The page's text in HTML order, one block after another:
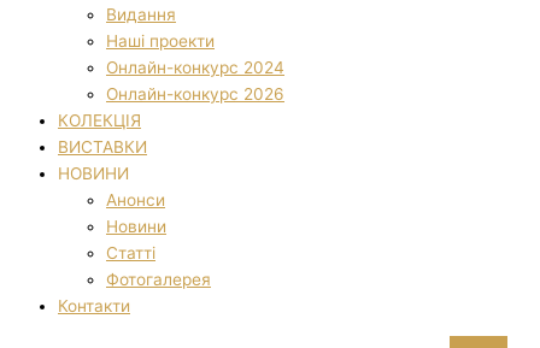
Видання
Наші проекти
Онлайн-конкурс 2024
Онлайн-конкурс 2026
КОЛЕКЦІЯ
ВИСТАВКИ
НОВИНИ
Анонси
Новини
Статті
Фотогалерея
Контакти